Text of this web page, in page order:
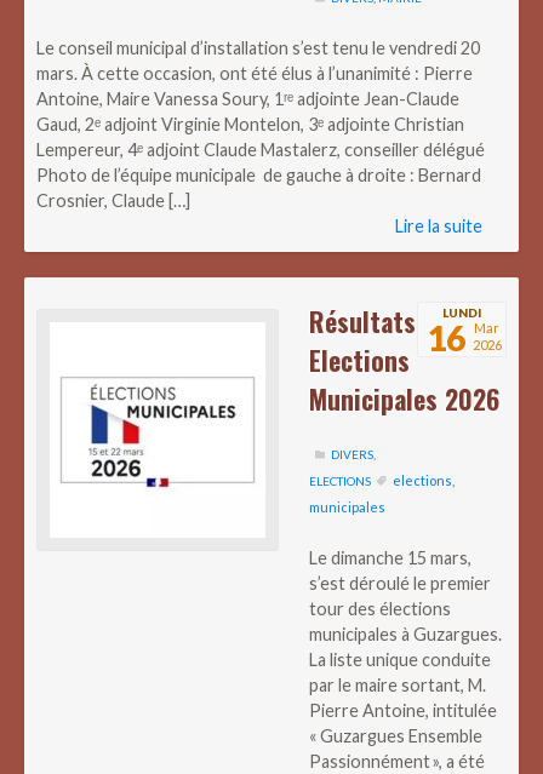
Le conseil municipal d’installation s’est tenu le vendredi 20
mars. À cette occasion, ont été élus à l’unanimité : Pierre
Antoine, Maire Vanessa Soury, 1ʳᵉ adjointe Jean-Claude
Gaud, 2ᵉ adjoint Virginie Montelon, 3ᵉ adjointe Christian
Lempereur, 4ᵉ adjoint Claude Mastalerz, conseiller délégué
Photo de l’équipe municipale de gauche à droite : Bernard
Crosnier, Claude […]
Lire la suite
LUNDI
16 Mar
2026
Résultats
Elections
Municipales 2026
DIVERS
ELECTIONS
elections
municipales
Le dimanche 15 mars,
s’est déroulé le premier
tour des élections
municipales à Guzargues.
La liste unique conduite
par le maire sortant, M.
Pierre Antoine, intitulée
« Guzargues Ensemble
Passionnément », a été